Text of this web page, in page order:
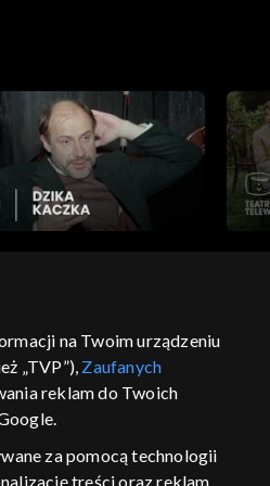
w doborowej
tego słowa
– Kocham
na Twoim urządzeniu
„TVP”), Zaufanych
reklam do Twoich
za pomocą technologii
treści oraz reklam,